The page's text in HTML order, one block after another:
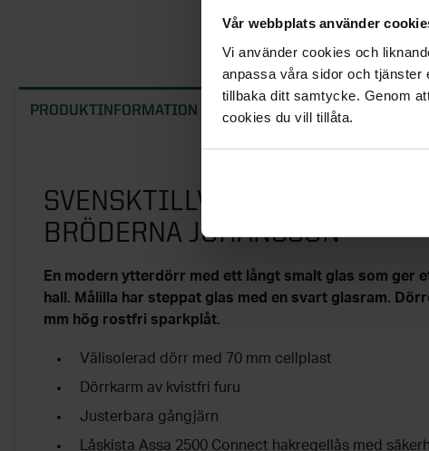
Vår webbplats använder
Vi använder cookies och
anpassa våra sidor och tjänster
tillbaka ditt samtycke. Genom
cookies du vill tillåta.
PRODUKTINFORMATION EGENSKAPER
SVENSKTILLVERKAD
BRÖDERNA JOHANSSON
En modern ytterdörr med ett långt smalt glas som ger
hall. Målilla har steppat glas med en svart glasram.
mm hög rostfri sparkplåt.
Välisolerad dörr med 70 mm cellplast
Dörrkarm av kvistfri furu
Justerbara gångjärn
Låskista Assa 2500 Connect hakregellås med